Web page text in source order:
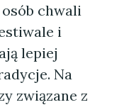
chwali
i
lepiej
Na
związane z